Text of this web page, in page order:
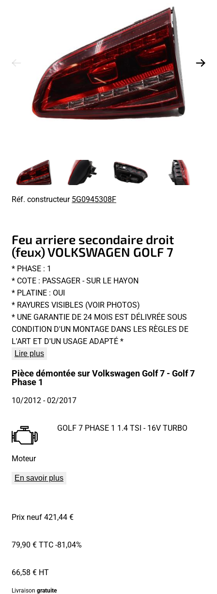
Réf. constructeur5G0945308F
Feu arriere secondaire droit
(feux) VOLKSWAGEN GOLF 7
* PHASE : 1
* COTE : PASSAGER - SUR LE HAYON
* PLATINE : OUI
* RAYURES VISIBLES (VOIR PHOTOS)
* UNE GARANTIE DE 24 MOIS EST DÉLIVRÉE SOUS
CONDITION D'UN MONTAGE DANS LES RÈGLES DE
L'ART ET D'UN USAGE ADAPTÉ *
Lire plus
Pièce démontée sur Volkswagen Golf 7 - Golf 7
Phase 1
10/2012- 02/2017
Moteur
GOLF 7 PHASE 1 1.4 TSI - 16V TURBO
En savoir plus
Prix neuf 421,44 €
79,90 € TTC-81,04%
66,58 € HT
Livraison gratuite